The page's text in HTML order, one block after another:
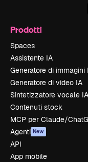
Prodotti
Spaces
Assistente IA
Generatore di immagini
Generatore di video IA
Sintetizzatore vocale IA
Contenuti stock
MCP per Claude/
Agenti New
API
App mobile